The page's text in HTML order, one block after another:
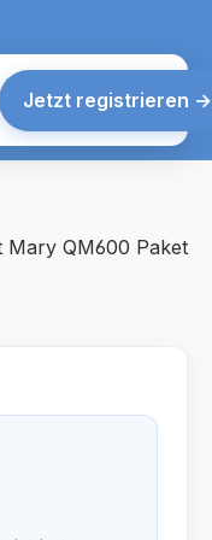
enthält 0
Jetzt registrieren →
Mary QM600 Paket